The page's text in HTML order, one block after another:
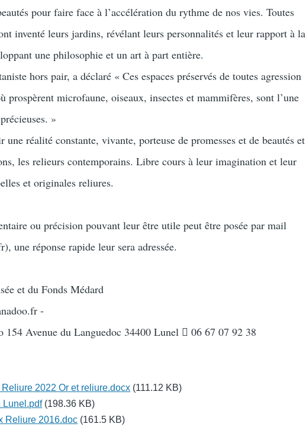
pour faire face à l’accélération du rythme de nos vies. Toutes
inventé leurs jardins, révélant leurs personnalités et leur rapport à la
une philosophie et un art à part entière.
hors pair, a déclaré « Ces espaces préservés de toutes agression
prospèrent microfaune, oiseaux, insectes et mammifères, sont l’une
»
réalité constante, vivante, porteuse de promesses et de beautés et
les relieurs contemporains. Libre cours à leur imagination et leur
et originales reliures.
ou précision pouvant leur être utile peut être posée par mail
une réponse rapide leur sera adressée.
et du Fonds Médard
-
154 Avenue du Languedoc 34400 Lunel  06 67 07 92 38
2022 Or et reliure.docx (111.12 KB)
Lunel.pdf (198.36 KB)
Reliure 2016.doc (161.5 KB)